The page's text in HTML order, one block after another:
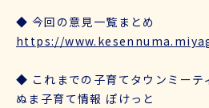
◆ 今回の意見一覧まとめ
https://
◆ これまでの子育てタウンミーテ
ぬま子育て情報 ぽけっと